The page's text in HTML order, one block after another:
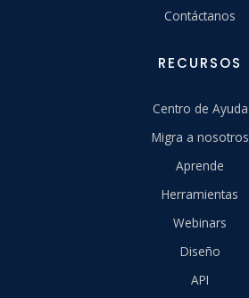
Contáctanos
RECURSOS
Centro de Ayuda
Migra a nosotros
Aprende
Herramientas
Webinars
Diseño
API